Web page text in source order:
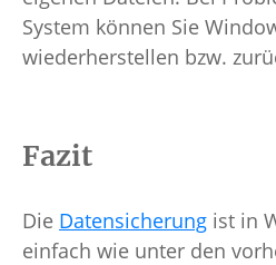
System können Sie
wiederherstellen bzw.
Fazit
Die Datensicherung ist in
einfach wie unter den